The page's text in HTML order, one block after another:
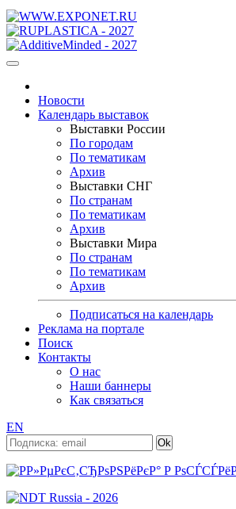
Новости
Календарь выставок
Выставки России
По городам
По тематикам
Архив
Выставки СНГ
По странам
По тематикам
Архив
Выставки Мира
По странам
По тематикам
Архив
Подписаться на календарь
Реклама на портале
Поиск
Контакты
О нас
Наши баннеры
Как связаться
EN